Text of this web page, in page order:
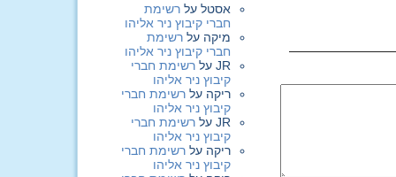
אסטל על רשימת
חברי קיבוץ ניר אליהו
מיקה על רשימת
חברי קיבוץ ניר אליהו
JR על רשימת חברי
קיבוץ ניר אליהו
ריקה על רשימת חברי
קיבוץ ניר אליהו
JR על רשימת חברי
קיבוץ ניר אליהו
ריקה על רשימת חברי
קיבוץ ניר אליהו